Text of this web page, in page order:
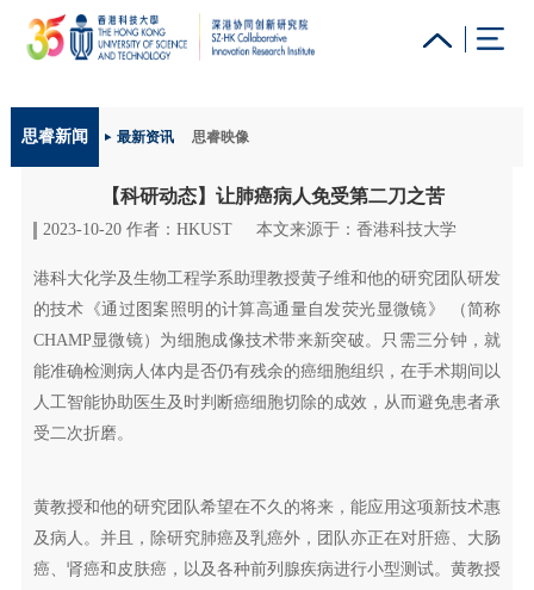
更多科大概览
科大新闻 学术部门索引
校园地图及指南 工作@科大 教授简录 认识科大
思睿新闻 最新资讯 思睿映像
【科研动态】让肺癌病人免受第二刀之苦
2023-10-20 作者：HKUST 本文来源于：香港科技大学
港科大化学及生物工程学系助理教授黄子维和他的研究团队研发
的技术《通过图案照明的计算高通量自发荧光显微镜》 （简称
CHAMP显微镜）为细胞成像技术带来新突破。只需三分钟，就
能准确检测病人体内是否仍有残余的癌细胞组织，在手术期间以
人工智能协助医生及时判断癌细胞切除的成效，从而避免患者承
受二次折磨。
黄教授和他的研究团队希望在不久的将来，能应用这项新技术惠
及病人。并且，除研究肺癌及乳癌外，团队亦正在对肝癌、大肠
癌、肾癌和皮肤癌，以及各种前列腺疾病进行小型测试。黄教授